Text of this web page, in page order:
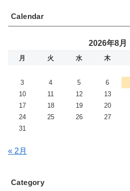
Calendar
2026年8月
月 火 水 木
3
4 5 6
10
11 12 13
17
18 19 20
24
25 26 27
31
« 2月
Category